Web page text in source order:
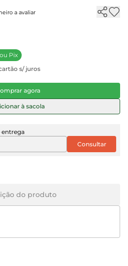
a avaliar
Pix
s/ juros
agora
à sacola
entrega
do produto